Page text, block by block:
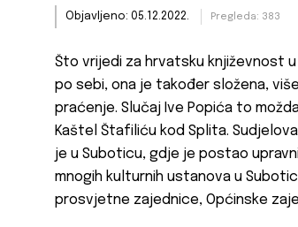
Objavljeno: 05.12.2022. Pregleda: 383
Što vrijedi za hrvatsku književnost
po sebi, ona je također složena,
praćenje. Slučaj Ive Popića to
Kaštel Štafiliću kod Splita.
je u Suboticu, gdje je postao
mnogih kulturnih ustanova u
prosvjetne zajednice, Općinske